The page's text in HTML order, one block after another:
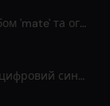
AliA випускає після-перерви альбом 'mate' та оголошує живий виступ у Токіо
ShowMinorSavage анонсує новий цифровий сингл 'Gradation'